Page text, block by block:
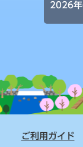
2026年
ご利用ガイド